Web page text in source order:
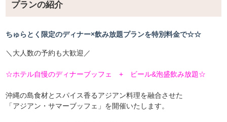
プランの紹介
ちゅらとく限定のディナー×飲み放題プランを特別料金で☆☆
＼大人数の予約も大歓迎／
☆ホテル自慢のディナーブッフェ + ビール&泡盛飲み放題☆
沖縄の島食材とスパイス香るアジアン料理を融合させた
「アジアン・サマーブッフェ」を開催いたします。